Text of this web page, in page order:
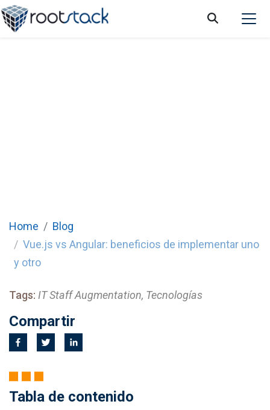
Home
Blog
Vue.js vs Angular: beneficios de implementar uno
y otro
Tags: IT Staff Augmentation, Tecnologías
Compartir
Tabla de contenido